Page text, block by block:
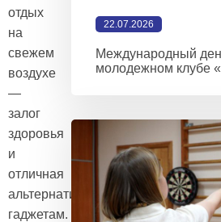
отдых
на
свежем
воздухе
—
залог
здоровья
и
отличная
альтернатива
гаджетам.
22.07.2026
Международный
молодежном клубе